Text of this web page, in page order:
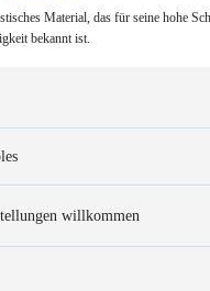
Material, das für seine hohe
bekannt ist.
kundenspezifische Muster
willkommen
effizient die Produkte zu erhalten, die